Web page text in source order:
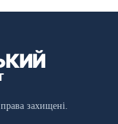
захищені.